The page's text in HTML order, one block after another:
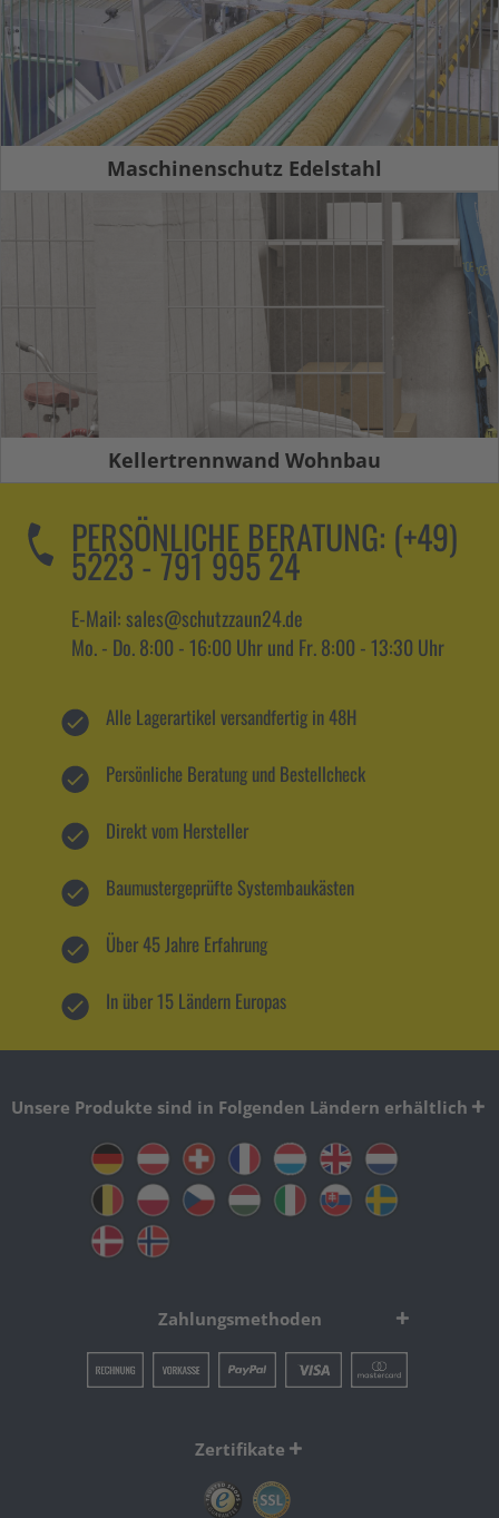
Maschinenschutz Edelstahl
Kellertrennwand Wohnbau
PERSÖNLICHE BERATUNG: (+49)
5223 - 791 995 24
E-Mail: sales@schutzzaun24.de
Mo. - Do. 8:00 - 16:00 Uhr und Fr. 8:00 - 13:30 Uhr
Alle Lagerartikel versandfertig in 48H
Persönliche Beratung und Bestellcheck
Direkt vom Hersteller
Baumustergeprüfte Systembaukästen
Über 45 Jahre Erfahrung
In über 15 Ländern Europas
Unsere Produkte sind in Folgenden Ländern erhältlich
Zahlungsmethoden
Zertifikate